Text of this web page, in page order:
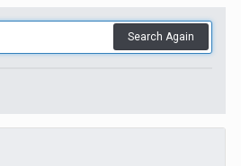
Search Again